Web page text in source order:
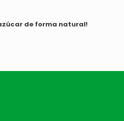
de forma natural!